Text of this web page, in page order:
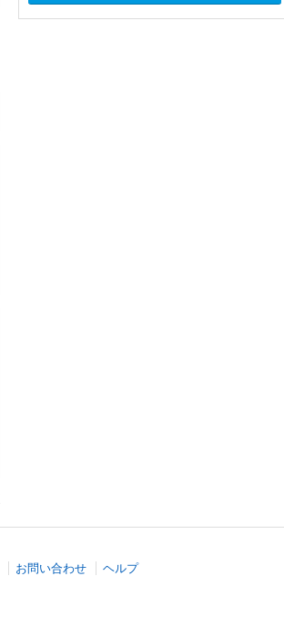
お問い合わせ ヘルプ